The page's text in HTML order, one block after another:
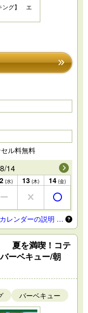
ング】 エ
ル料無料
14
(水) 13 (木) 14 (金)
カレンダーの説明 …
夏を満喫！コテ
ーベキュー/朝
バーベキュー